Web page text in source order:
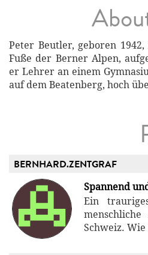
Peter Beutler, geboren
Fuße der Berner Alpen,
er Lehrer an einem
auf dem Beatenberg, hoch
BERNHARD.ZENTGRAF
Spannend
Ein
Schweiz. Wie